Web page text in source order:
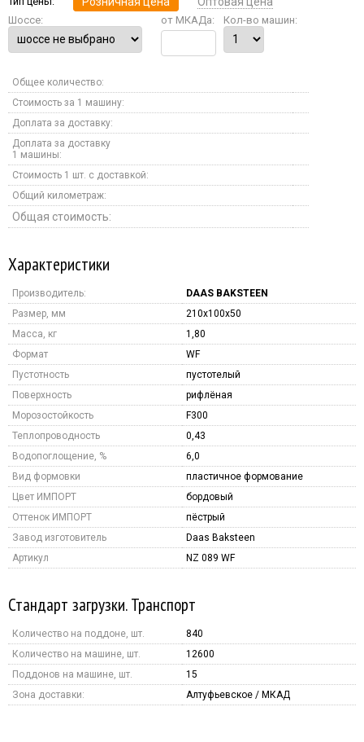
Шоссе: от МКАДа: Кол-во машин:
Общее количество:
Стоимость за 1 машину:
Доплата за доставку:
Доплата за доставку
1 машины:
Стоимость 1 шт. с доставкой:
Общий километраж:
Общая стоимость:
Характеристики
Производитель:
DAAS BAKSTEEN
Размер, мм
210x100x50
Масса, кг
1,80
Формат
WF
Пустотность
пустотелый
Поверхность
рифлёная
Морозостойкость
F300
Теплопроводность
0,43
Водопоглощение, %
6,0
Вид формовки
пластичное формование
Цвет ИМПОРТ
бордовый
Оттенок ИМПОРТ
пёстрый
Завод изготовитель
Daas Baksteen
Артикул
NZ 089 WF
Стандарт загрузки. Транспорт
Количество на поддоне, шт.
840
Количество на машине, шт.
12600
Поддонов на машине, шт.
15
Зона доставки:
Алтуфьевское / МКАД